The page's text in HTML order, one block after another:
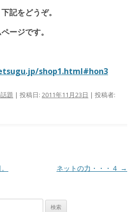
記をどうぞ。
ージです。
shop1.html#hon3
題 | 投稿日: 2011年11月23日 | 投稿者:
ネットの力・・・４ →